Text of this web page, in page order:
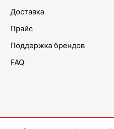
Доставка
Прайс
Поддержка брендов
FAQ